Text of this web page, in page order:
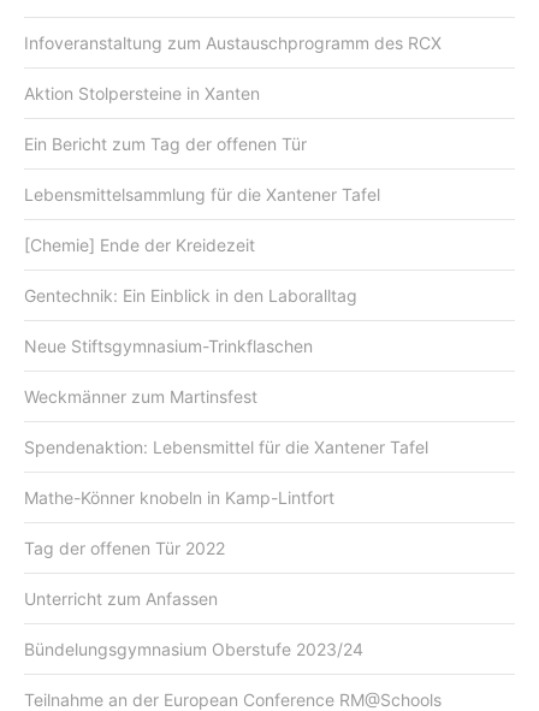
Infoveranstaltung zum Austauschprogramm des RCX
Aktion Stolpersteine in Xanten
Ein Bericht zum Tag der offenen Tür
Lebensmittelsammlung für die Xantener Tafel
[Chemie] Ende der Kreidezeit
Gentechnik: Ein Einblick in den Laboralltag
Neue Stiftsgymnasium-Trinkflaschen
Weckmänner zum Martinsfest
Spendenaktion: Lebensmittel für die Xantener Tafel
Mathe-Könner knobeln in Kamp-Lintfort
Tag der offenen Tür 2022
Unterricht zum Anfassen
Bündelungsgymnasium Oberstufe 2023/24
Teilnahme an der European Conference RM@Schools